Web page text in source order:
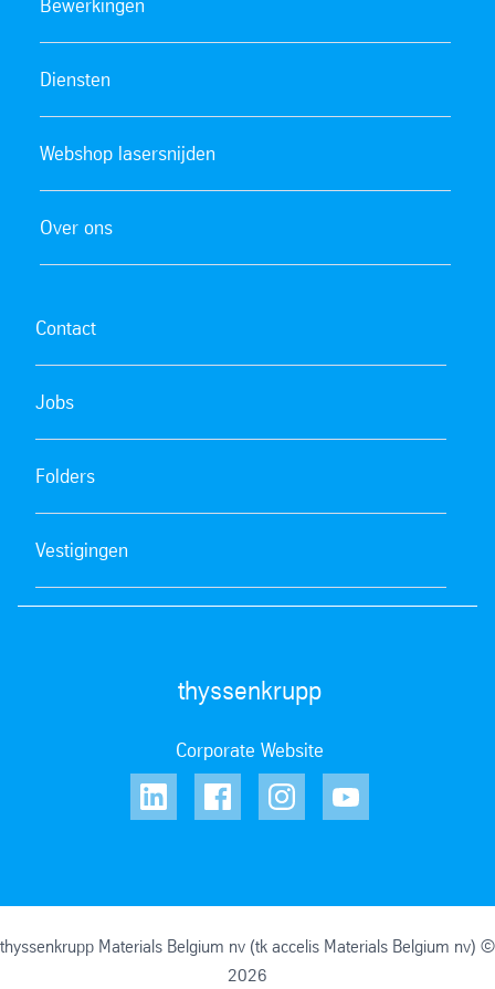
Bewerkingen
Diensten
Webshop lasersnijden
Over ons
Contact
Jobs
Folders
Vestigingen
thyssenkrupp
Corporate Website
thyssenkrupp Materials Belgium nv (tk accelis Materials Belgium nv) ©
2026